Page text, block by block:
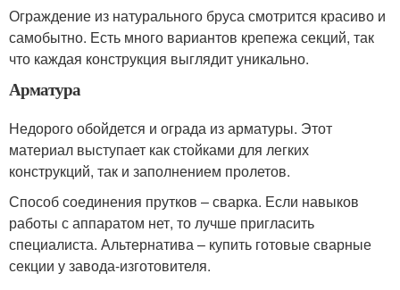
Ограждение из натурального бруса смотрится красиво и
самобытно. Есть много вариантов крепежа секций, так
что каждая конструкция выглядит уникально.
Арматура
Недорого обойдется и ограда из арматуры. Этот
материал выступает как стойками для легких
конструкций, так и заполнением пролетов.
Способ соединения прутков – сварка. Если навыков
работы с аппаратом нет, то лучше пригласить
специалиста. Альтернатива – купить готовые сварные
секции у завода-изготовителя.